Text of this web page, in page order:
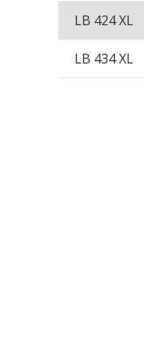
LB 424 XL
LB 434 XL